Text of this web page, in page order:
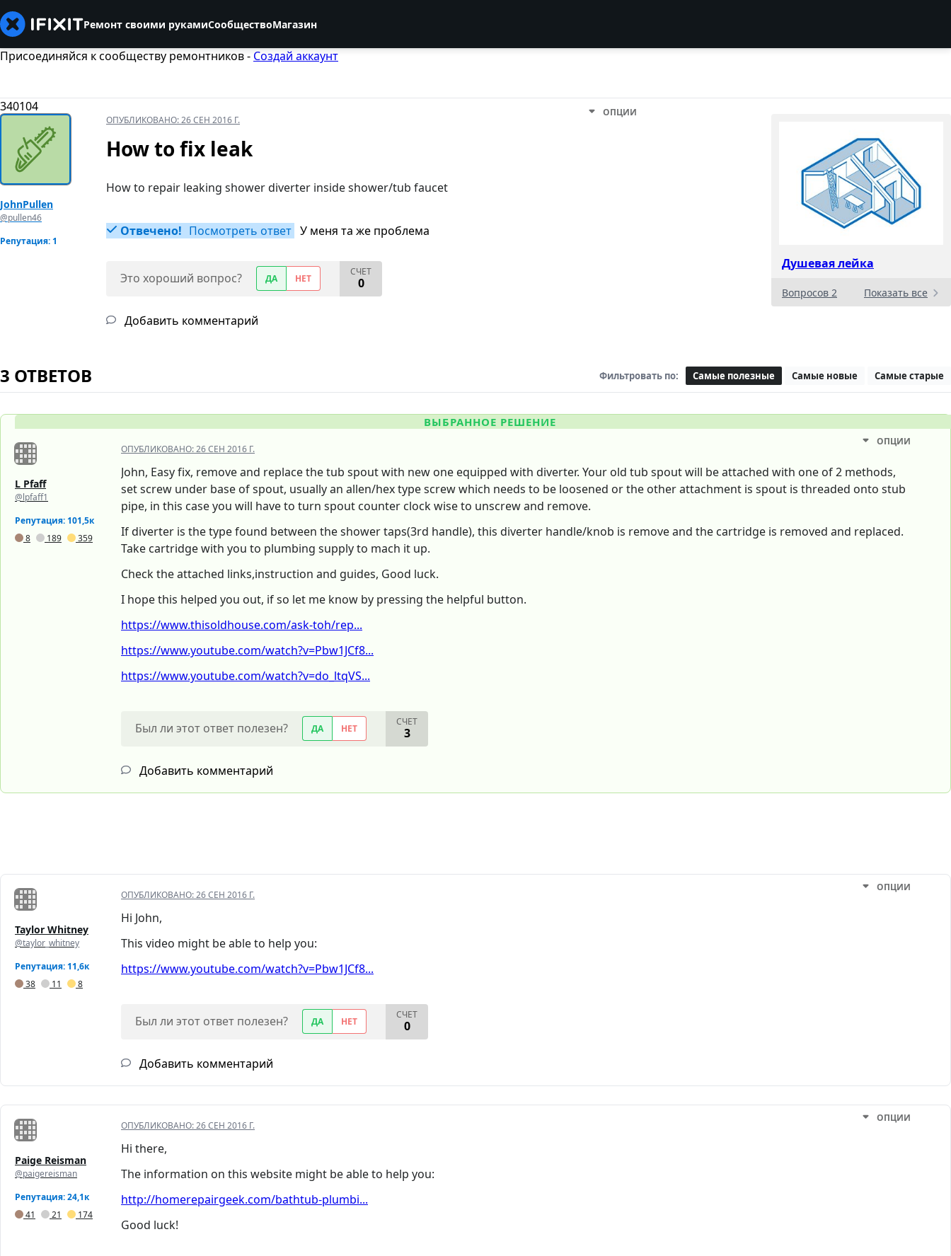
Ремонт своими рукамиСообществоМагазин
Присоединяйся к сообществу ремонтников - Создай аккаунт
340104
Душевая лейка
Вопросов 2 Показать все
JohnPullen
@pullen46
Репутация: 1
ОПУБЛИКОВАНО:26 СЕН 2016 Г.
ОПЦИИ
How to fix leak
How to repair leaking shower diverter inside shower/tub faucet
Отвечено! Посмотреть ответ У меня та же проблема
Это хороший вопрос? ДА НЕТ
СЧЕТ
0
Добавить комментарий
3 ОТВЕТОВ Фильтровать по: Самые полезные Самые новые Самые старые
ВЫБРАННОЕ РЕШЕНИЕ
L Pfaff
@lpfaff1
Репутация: 101,5к
8
189 359
ОПУБЛИКОВАНО:26 СЕН 2016 Г.
ОПЦИИ
John, Easy fix, remove and replace the tub spout with new one equipped with diverter. Your old tub spout will be attached with one of 2 methods,
set screw under base of spout, usually an allen/hex type screw which needs to be loosened or the other attachment is spout is threaded onto stub
pipe, in this case you will have to turn spout counter clock wise to unscrew and remove.
If diverter is the type found between the shower taps(3rd handle), this diverter handle/knob is remove and the cartridge is removed and replaced.
Take cartridge with you to plumbing supply to mach it up.
Check the attached links,instruction and guides, Good luck.
I hope this helped you out, if so let me know by pressing the helpful button.
https://www.thisoldhouse.com/ask-toh/rep...
https://www.youtube.com/watch?v=Pbw1JCf8...
https://www.youtube.com/watch?v=do_ltqVS...
Был ли этот ответ полезен? ДА НЕТ
СЧЕТ
3
Добавить комментарий
Taylor Whitney
@taylor_whitney
Репутация: 11,6к
38
11 8
ОПУБЛИКОВАНО:26 СЕН 2016 Г.
ОПЦИИ
Hi John,
This video might be able to help you:
https://www.youtube.com/watch?v=Pbw1JCf8...
Был ли этот ответ полезен? ДА НЕТ
СЧЕТ
0
Добавить комментарий
Paige Reisman
@paigereisman
Репутация: 24,1к
41
21 174
ОПУБЛИКОВАНО:26 СЕН 2016 Г.
ОПЦИИ
Hi there,
The information on this website might be able to help you:
http://homerepairgeek.com/bathtub-plumbi...
Good luck!